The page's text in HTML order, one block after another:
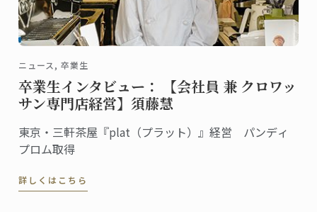
ニュース, 卒業生
卒業生インタビュー： 【会社員 兼 クロワッ
サン専門店経営】須藤慧
東京・三軒茶屋『plat（プラット）』経営 パンディ
プロム取得
詳しくはこちら